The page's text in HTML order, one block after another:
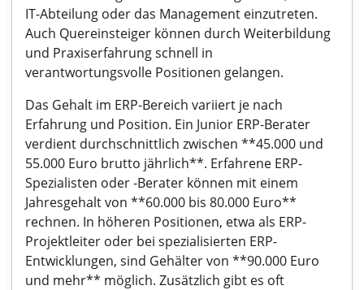
IT-Abteilung oder das Management einzutreten.
Auch Quereinsteiger können durch Weiterbildung
und Praxiserfahrung schnell in
verantwortungsvolle Positionen gelangen.
Das Gehalt im ERP-Bereich variiert je nach
Erfahrung und Position. Ein Junior ERP-Berater
verdient durchschnittlich zwischen **45.000 und
55.000 Euro brutto jährlich**. Erfahrene ERP-
Spezialisten oder -Berater können mit einem
Jahresgehalt von **60.000 bis 80.000 Euro**
rechnen. In höheren Positionen, etwa als ERP-
Projektleiter oder bei spezialisierten ERP-
Entwicklungen, sind Gehälter von **90.000 Euro
und mehr** möglich. Zusätzlich gibt es oft